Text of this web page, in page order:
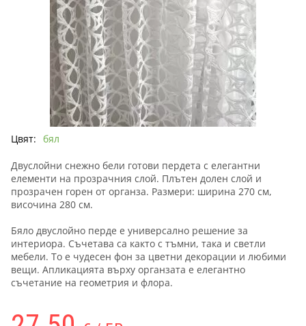
Цвят: бял
Двуслойни снежно бели готови пердета с елегантни
елементи на прозрачния слой. Плътен долен слой и
прозрачен горен от органза. Размери: ширина 270 см,
височина 280 см.
Бяло двуслойно перде е универсално решение за
интериора. Съчетава са както с тъмни, така и светли
мебели. То е чудесен фон за цветни декорации и любими
вещи. Апликацията върху органзата е елегантно
съчетание на геометрия и флора.